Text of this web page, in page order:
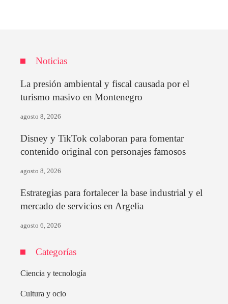
Noticias
La presión ambiental y fiscal causada por el
turismo masivo en Montenegro
agosto 8, 2026
Disney y TikTok colaboran para fomentar
contenido original con personajes famosos
agosto 8, 2026
Estrategias para fortalecer la base industrial y el
mercado de servicios en Argelia
agosto 6, 2026
Categorías
Ciencia y tecnología
Cultura y ocio